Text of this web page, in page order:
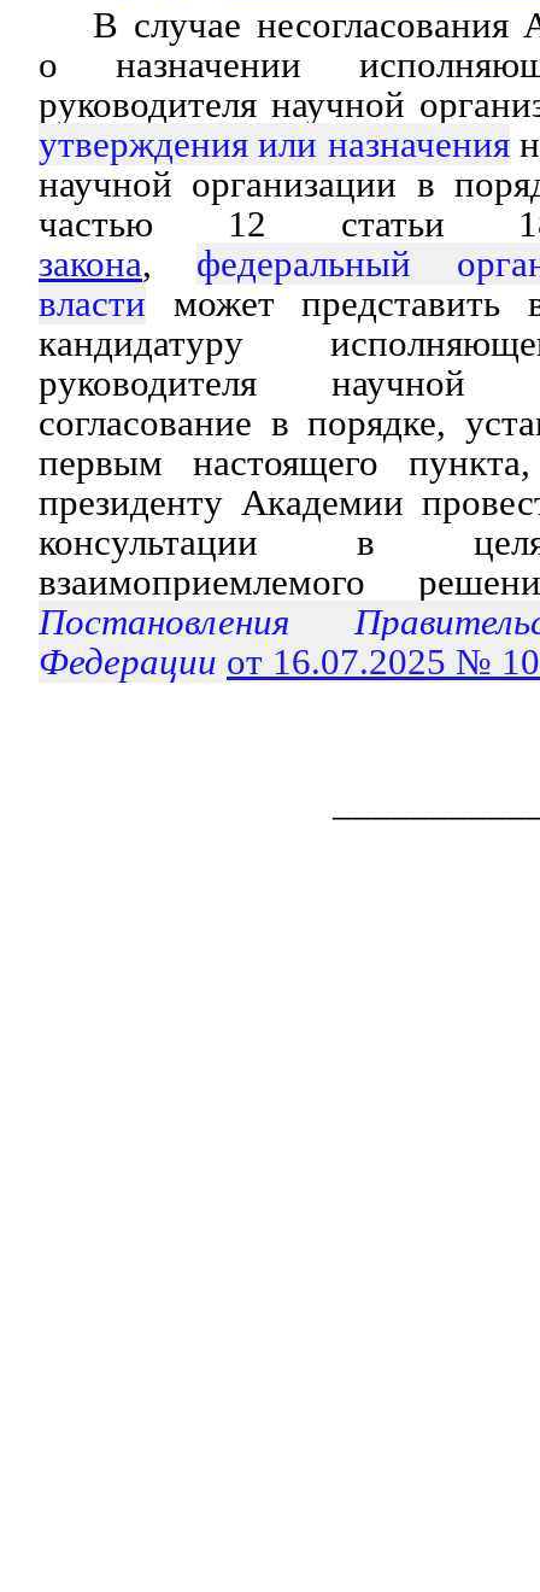
В случае
о назначении
руководителя научной
утверждения или назначения
научной организации в
частью 12
закона, федеральный
власти может
кандидатуру
руководителя научной
согласование в порядке,
первым настоящего
президенту Академии
консультации в
взаимоприемлемого
Постановления
Федерации от 16.07.2025 №